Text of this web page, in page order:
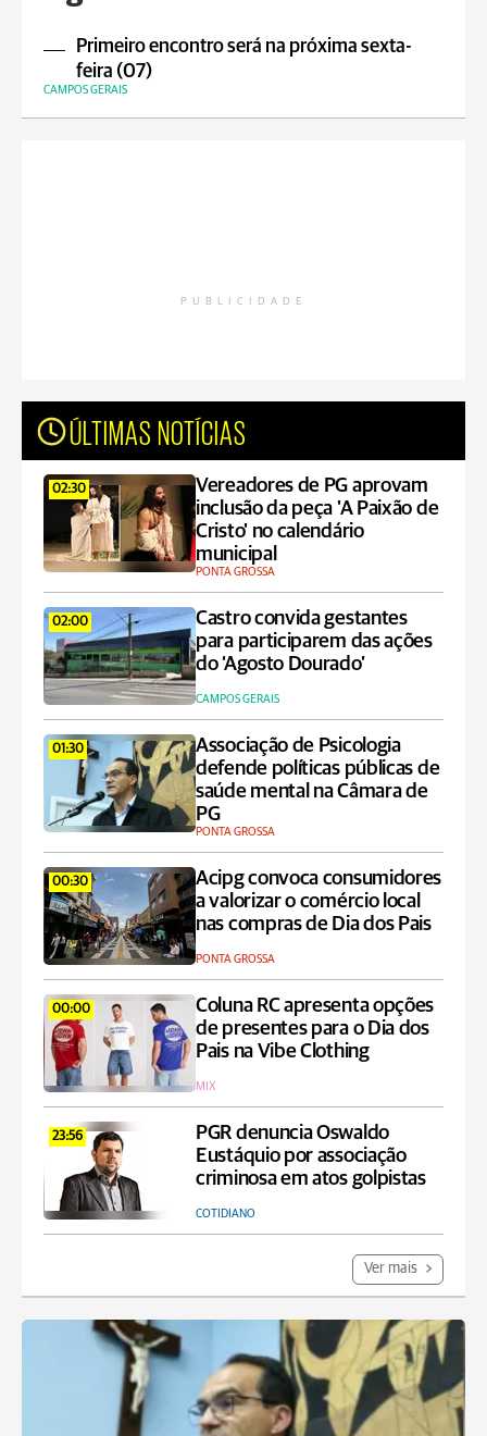
Primeiro encontro será na próxima sexta-
feira (07)
CAMPOS GERAIS
PUBLICIDADE
ÚLTIMAS NOTÍCIAS
02:30
Vereadores de PG aprovam
inclusão da peça 'A Paixão de
Cristo' no calendário
municipal
PONTA GROSSA
02:00
Castro convida gestantes
para participarem das ações
do ‘Agosto Dourado’
CAMPOS GERAIS
01:30
Associação de Psicologia
defende políticas públicas de
saúde mental na Câmara de
PG
PONTA GROSSA
00:30
Acipg convoca consumidores
a valorizar o comércio local
nas compras de Dia dos Pais
PONTA GROSSA
00:00
Coluna RC apresenta opções
de presentes para o Dia dos
Pais na Vibe Clothing
MIX
23:56
PGR denuncia Oswaldo
Eustáquio por associação
criminosa em atos golpistas
COTIDIANO
Ver mais